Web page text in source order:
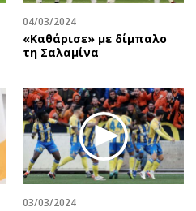
04/03/2024
«Καθάρισε» με δίμπαλο
τη Σαλαμίνα
03/03/2024